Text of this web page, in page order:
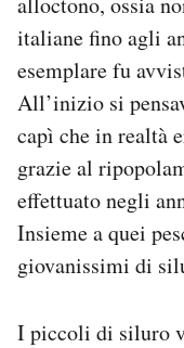
italiane fino agli
esemplare fu
All’inizio si
capì che in realtà
grazie al
effettuato negli
Insieme a quei
giovanissimi di
I piccoli di siluro